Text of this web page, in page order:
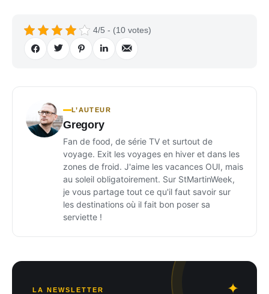
4/5 - (10 votes)
L’AUTEUR
Gregory
Fan de food, de série TV et surtout de
voyage. Exit les voyages en hiver et dans les
zones de froid. J'aime les vacances OUI, mais
au soleil obligatoirement. Sur StMartinWeek,
je vous partage tout ce qu'il faut savoir sur
les destinations où il fait bon poser sa
serviette !
LA NEWSLETTER